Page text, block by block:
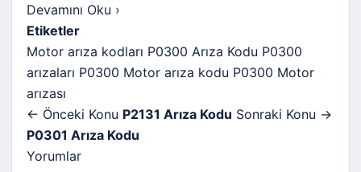
Devamını Oku ›
Etiketler
Motor arıza kodları P0300 Arıza Kodu P0300
arızaları P0300 Motor arıza kodu P0300 Motor
arızası
← Önceki Konu P2131 Arıza Kodu Sonraki Konu →
P0301 Arıza Kodu
Yorumlar